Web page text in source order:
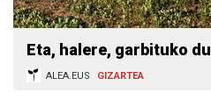
Eta, halere, garbituko du
ALEA.EUS GIZARTEA